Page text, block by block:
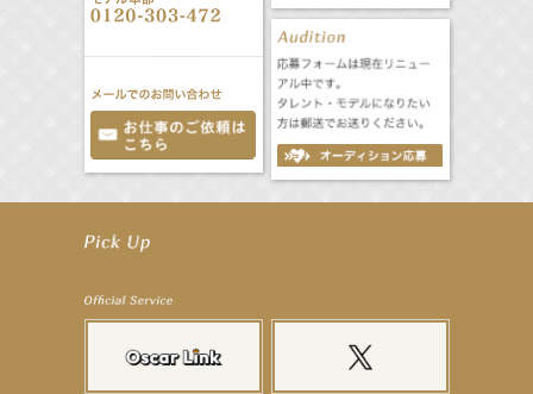
【前川泰之】舞台「グレンギャリー・グレンロス」公演詳細解禁！
【elfin’】7thシングル『全世界』がFM-UUでO.A.決定♪
【elfin’】8月16日（日）「全世界」発売記念イベント決定！
【elfin’】7thシングル『全世界』がFM TANABEでO.A.決定♪
【昆虫ハンター牧田習】宝塚市立手塚治虫記念館トークショー＆宝塚文化芸術センター昆虫展示イ